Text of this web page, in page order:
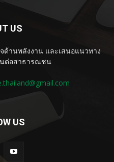
US
ด้านพลังงาน และเสนอแนวทาง
ต่อสาธารณชน
US